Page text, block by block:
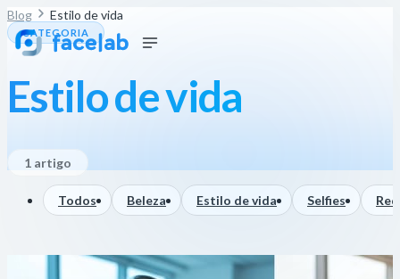
Blog Estilo de vida
CATEGORIA
Estilo de vida
1 artigo
Todos Beleza Estilo de vida Selfies